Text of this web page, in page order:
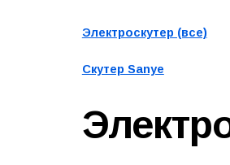
Электроскутер (все)
Скутер Sanye